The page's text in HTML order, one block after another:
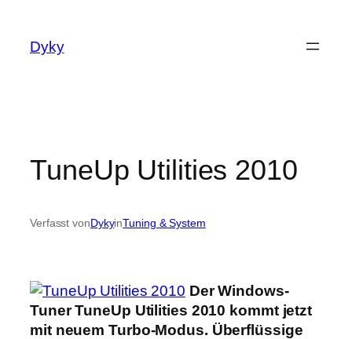
springen
Dyky
TuneUp Utilities 2010
Verfasst vonDykyinTuning & System
Der Windows-
Tuner TuneUp Utilities 2010 kommt jetzt
mit neuem Turbo-Modus. Überflüssige